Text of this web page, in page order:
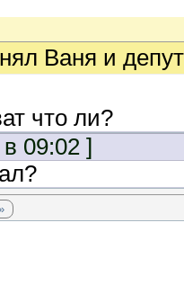
Ваня и
что ли?
09:02 ]